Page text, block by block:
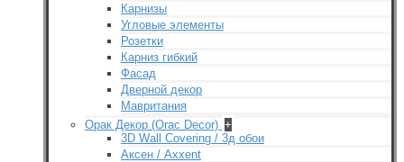
Карнизы
Угловые элементы
Розетки
Карниз гибкий
Фасад
Дверной декор
Мавритания
Орак Декор (Orac Decor) +
3D Wall Covering / 3д обои
Аксен / Axxent